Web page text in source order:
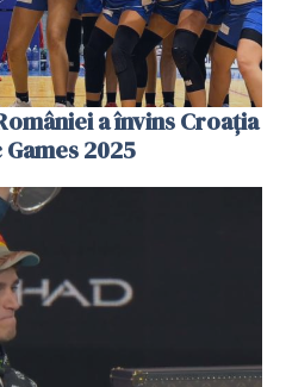
a învins Croația
2025